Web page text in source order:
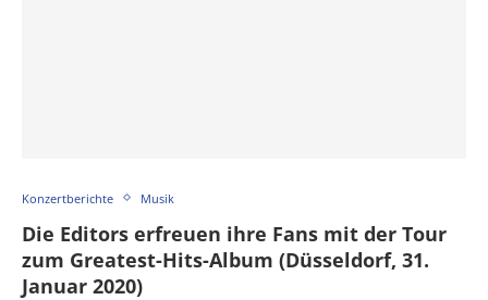
Konzertberichte Musik
Die Editors erfreuen ihre Fans mit der Tour
zum Greatest-Hits-Album (Düsseldorf, 31.
Januar 2020)